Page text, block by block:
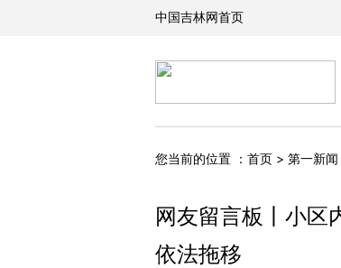
您当前的位置 ： 首页 > 第一新闻
网友留言板丨小区
依法拖移